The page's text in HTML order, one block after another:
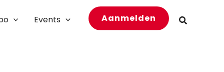
Events Aanmelden Zoeken